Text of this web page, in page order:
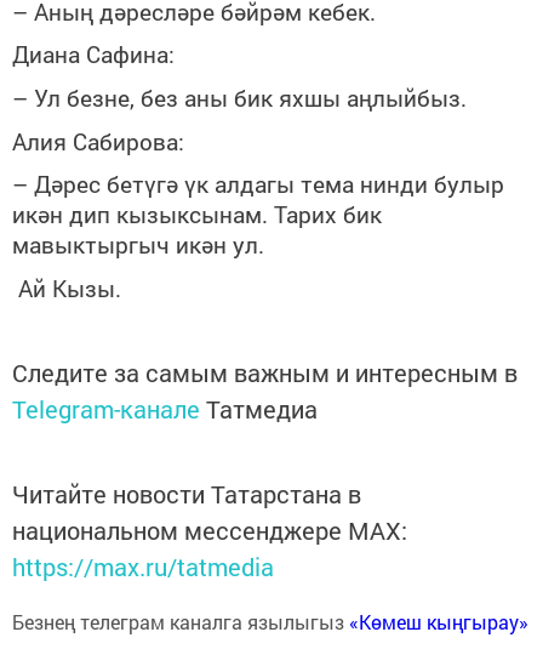
– Аның дәресләре бәйрәм кебек.
Диана Сафина:
– Ул безне, без аны бик яхшы аңлыйбыз.
Алия Сабирова:
– Дәрес бетүгә үк алдагы тема нинди булыр
икән дип кызыксынам. Тарих бик
мавыктыргыч икән ул.
Ай Кызы.
Следите за самым важным и интересным в
Telegram-канале Татмедиа
Читайте новости Татарстана в
национальном мессенджере MАХ:
https://max.ru/tatmedia
Безнең телеграм каналга язылыгыз «Көмеш кыңгырау»